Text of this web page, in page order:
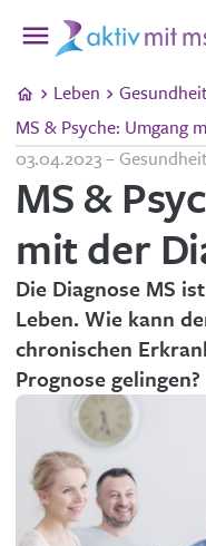
Leben
MS & Psyche: Umgang
03.04.2023 –
MS &
mit der
Die Diagnose MS
Leben. Wie kann
chronischen
Prognose gelingen?